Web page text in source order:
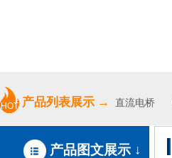
HOT 产品列表展示 → 直流电桥
产品图文展示 ↓